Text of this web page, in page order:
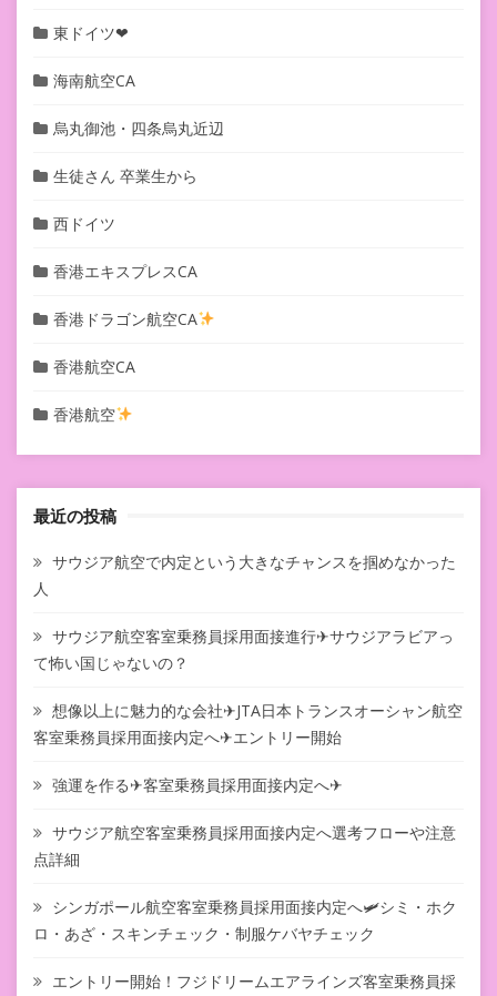
東ドイツ❤︎
海南航空CA
烏丸御池・四条烏丸近辺
生徒さん 卒業生から
西ドイツ
香港エキスプレスCA
香港ドラゴン航空CA
香港航空CA
香港航空
最近の投稿
サウジア航空で内定という大きなチャンスを掴めなかった
人
サウジア航空客室乗務員採用面接進行✈サウジアラビアっ
て怖い国じゃないの？
想像以上に魅力的な会社✈JTA日本トランスオーシャン航空
客室乗務員採用面接内定へ✈エントリー開始
強運を作る✈客室乗務員採用面接内定へ✈
サウジア航空客室乗務員採用面接内定へ選考フローや注意
点詳細
シンガポール航空客室乗務員採用面接内定へ🛩シミ・ホク
ロ・あざ・スキンチェック・制服ケバヤチェック
エントリー開始！フジドリームエアラインズ客室乗務員採